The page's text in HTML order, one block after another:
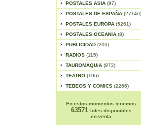
POSTALES ASIA (97)
POSTALES DE ESPAÑA (27146)
POSTALES EUROPA (5261)
POSTALES OCEANIA (8)
PUBLICIDAD (200)
RADIOS (115)
TAUROMAQUIA (973)
TEATRO (106)
TEBEOS Y COMICS (2266)
En estos momentos tenemos
63571 lotes disponibles
en venta